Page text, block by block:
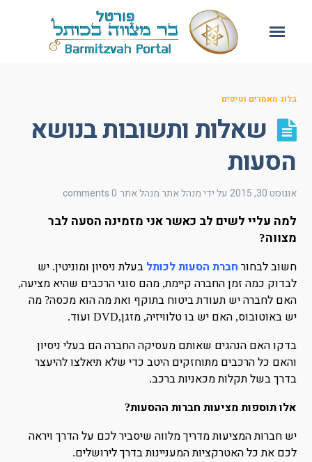
בלוג מאמרים וטיפים
שאלות ותשובות בנושא
הסעות
אוגוסט 30, 2015 על ידי מנהל אתרמנהל אתר 0 comments
למה עליי לשים לב כאשר אני מזמינה הסעה לבר
מצווה?
חשוב לבחורחברת הסעות לכותלבעלת ניסיון ומוניטין.יש
לבדוק כמה זמן החברה קיימת,מהם סוגי הרכבים שהיא מציעה,
האם לחברה יש תעודת ביטוח בתוקף ואת מה הוא מכסה?מה
יש באוטובוס,האם יש בו טלוויזיה,מזגן,DVD ועוד.
בדקו האם הנהגים שאותם מעסיקה החברה הם בעלי ניסיון
והאם כל הרכבים מתוחזקים היטב כדי שלא תיאלצו להיעצר
בדרך בשל תקלות מכאניות ברכב.
אלו תוספות מציעות חברות ההסעות?
יש חברות המציעות מדריך מלווה שיסביר לכם על הדרך ויראה
לכם את כל האטרקציות המעניינות בדרך לירושלים.